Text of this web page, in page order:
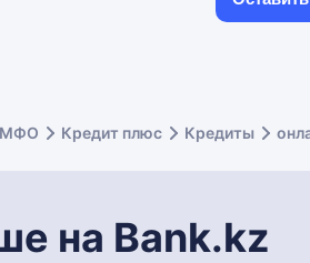
МФО Кредит плюс Кредиты
на Bank.kz